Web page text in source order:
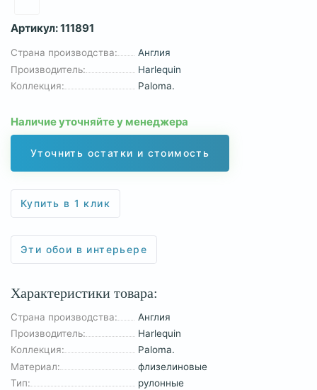
Артикул:111891
Страна производства:
Англия
Производитель:
Harlequin
Коллекция:
Paloma.
Наличие уточняйте у менеджера
Уточнить остатки и стоимость
Купить в 1 клик
Эти обои в интерьере
Характеристики товара:
Страна производства:
Англия
Производитель:
Harlequin
Коллекция:
Paloma.
Материал:
флизелиновые
Тип:
рулонные